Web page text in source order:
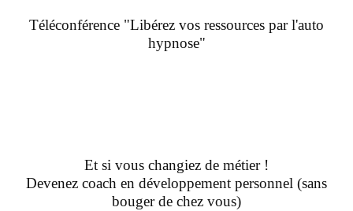
Téléconférence "Libérez vos ressources par l'auto
hypnose"
Et si vous changiez de métier !
Devenez coach en développement personnel (sans
bouger de chez vous)